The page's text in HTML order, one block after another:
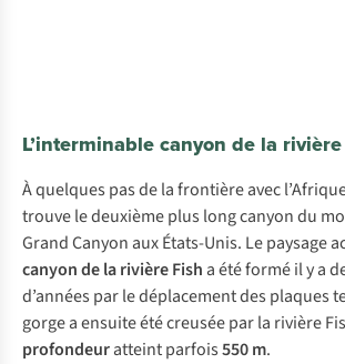
L’interminable canyon de la
À quelques pas de la frontière avec
trouve le deuxième plus long canyon du
Grand Canyon aux États-Unis. Le paysage
canyon de la rivière Fish a été formé il y a
d’années par le déplacement des plaques
gorge a ensuite été creusée par la rivière
profondeuratteint parfois550 m.